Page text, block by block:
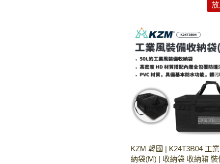
KZM 韓國 | K24T3B04 工
納袋(M) | 收納袋 收納箱 裝